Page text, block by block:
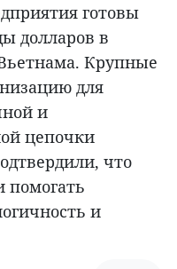
готовы
долларов в
Крупные
для
и
цепочки
что
помогать
и